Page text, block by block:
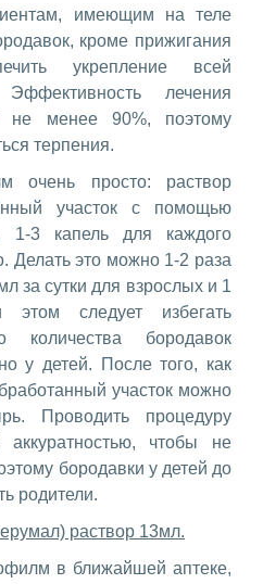
имеющим на теле
кроме прижигания
укрепление всей
лечения
не менее 90%, поэтому
терпения.
очень просто: раствор
участок с помощью
1-3 капель для каждого
Делать это можно 1-2 раза
за сутки для взрослых и 1
следует избегать
количества бородавок
у детей. После того, как
участок можно
Проводить процедуру
чтобы не
бородавки у детей до
родители.
раствор 13мл.
в ближайшей аптеке,